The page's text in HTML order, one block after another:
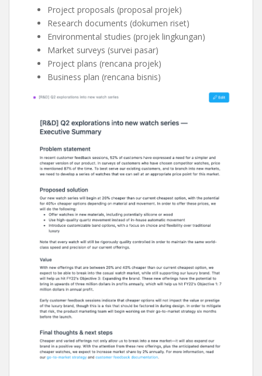
Project proposals (proposal projek)
Research documents (dokumen riset)
Environmental studies (projek lingkungan)
Market surveys (survei pasar)
Project plans (rencana projek)
Business plan (rencana bisnis)